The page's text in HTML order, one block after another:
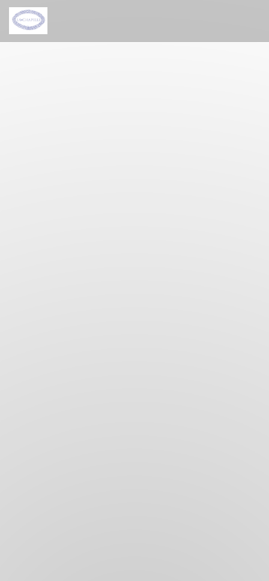
Painel de Gerenciamento de Cookies